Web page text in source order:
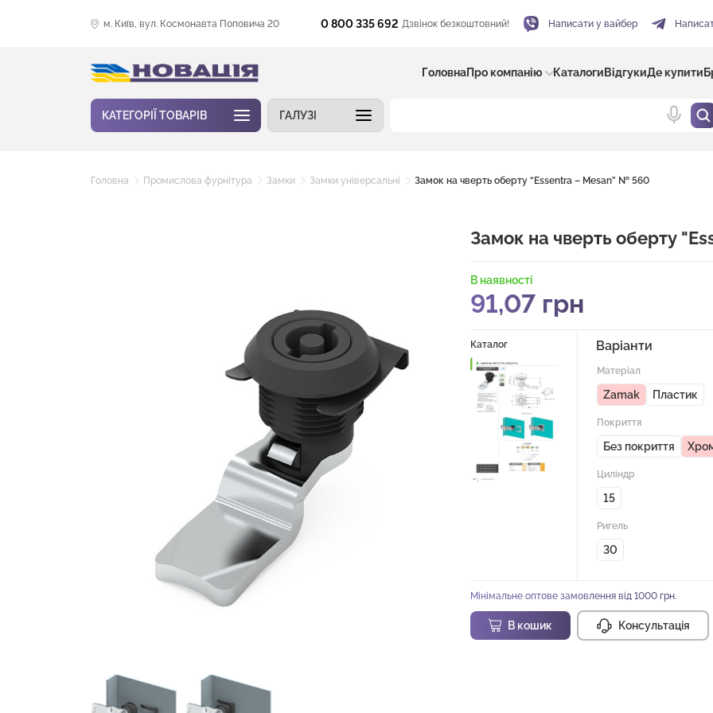
м. Київ, вул. Космонавта Поповича 20 0 800 335 692 Дзвінок безкоштовний! Написати у вайбер
ГоловнаПро компанію Каталоги ВідгукиДе купити
КАТЕГОРІЇ ТОВАРІВ ГАЛУЗІ
Головна Промислова фурнітура Замки Замки універсальні Замок на чверть оберту “Essentra – Mesan” № 560
Замок на чверть оберту
В наявності
91,07 грн
Каталог Варіанти
Матеріал
Zamak Пластик
Покриття
Без покриття
Циліндр
15
Ригель
30
Мінімальне оптове замовлення від 1000 грн.
В кошик Консультація